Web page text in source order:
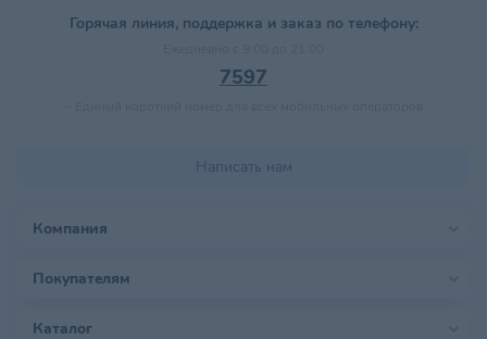
Горячая линия, поддержка и заказ по телефону:
7597
Написать нам
Компания
Покупателям
Каталог